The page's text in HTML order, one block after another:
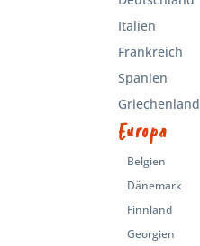
Italien
Frankreich
Spanien
Griechenland
Europa
Belgien
Dänemark
Finnland
Georgien